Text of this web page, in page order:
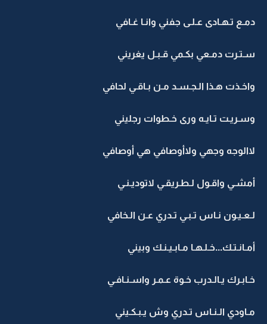
دمـع تـهـادى عـلـى جفني وانـا غـافي
سـتـرت دمـعي بكـمي قـبـل يغريني
واخـذت هـذا الـجـسـد مـن بـاقـي لحافي
وسـريـت تـايـه ورى خـطوات رجليني
لاالوجه وجهي ولاأوصافي هي أوصافي
أمشـي واقـول لـطـريقـي لاتوديـنـي
لـعـيـون نـاس تـبـي تـدري عـن الـخافي
أمـانـتـك...خـلـهـا مـابـيـنـك وبيني
خـابـرك يـالـدرب خـوة عـمـر واسـنـافـي
مـاودي الـنـاس تـدري وش يـبـكـيني